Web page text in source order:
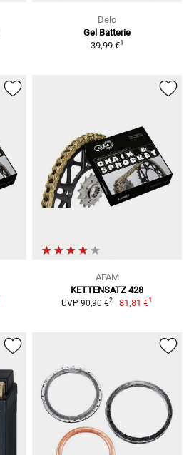
Delo
Gel Batterie
39,99 €1
AFAM
KETTENSATZ 428
UVP 90,90 €2 81,81 €1